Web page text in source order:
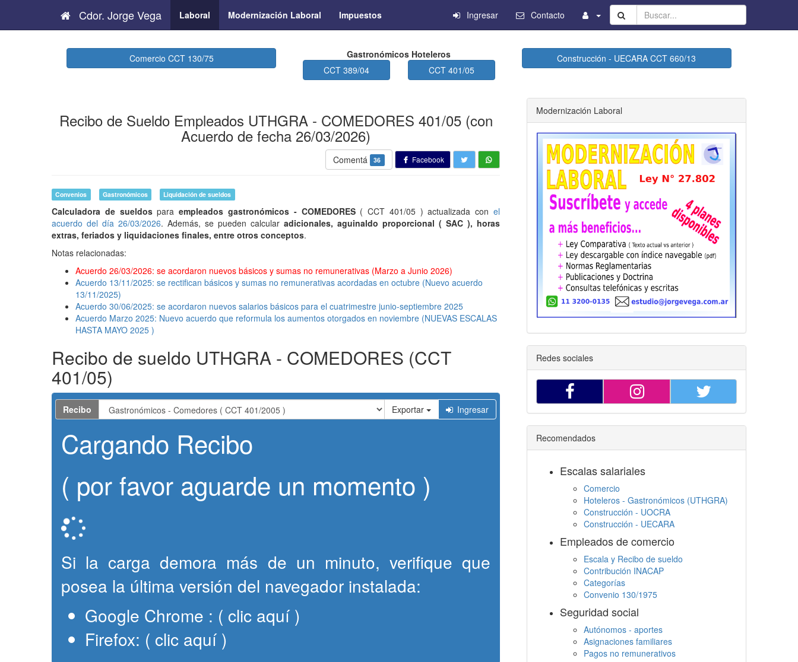
Cdor. Jorge Vega Laboral Modernización Laboral Impuestos Buscar...
Ingresar Contacto
Comercio CCT 130/75
Gastronómicos Hoteleros
CCT 389/04
CCT 401/05
Construcción - UECARA CCT 660/13
Recibo de Sueldo Empleados UTHGRA - COMEDORES 401/05 (con
Acuerdo de fecha 26/03/2026)
Comentá 36 Facebook
Convenios Gastronómicos Liquidación de sueldos
Calculadora de sueldosparaempleados gastronómicos - COMEDORES( CCT 401/05 ) actualizada conel
acuerdo del día 26/03/2026. Además, se pueden calcular adicionales, aguinaldo proporcional ( SAC ), horas
extras, feriados y liquidaciones finales, entre otros conceptos.
Notas relacionadas:
Acuerdo 26/03/2026: se acordaron nuevos básicos y sumas no remunerativas (Marzo a Junio 2026)
Acuerdo 13/11/2025: se rectifican básicos y sumas no remunerativas acordadas en octubre (Nuevo acuerdo
13/11/2025)
Acuerdo 30/06/2025: se acordaron nuevos salarios básicos para el cuatrimestre junio-septiembre 2025
Acuerdo Marzo 2025: Nuevo acuerdo que reformula los aumentos otorgados en noviembre (NUEVAS ESCALAS
HASTA MAYO 2025 )
Recibo de sueldo UTHGRA - COMEDORES (CCT
401/05)
Recibo Exportar Ingresar
Cargando Recibo
( por favor aguarde un momento )
Si la carga demora más de un minuto, verifique que
posea la última versión del navegador instalada:
Google Chrome : ( clic aquí )
Firefox: ( clic aquí )
Modernización Laboral
Redes sociales
Recomendados
Escalas salariales
Comercio
Hoteleros - Gastronómicos (UTHGRA)
Construcción - UOCRA
Construcción - UECARA
Empleados de comercio
Escala y Recibo de sueldo
Contribución INACAP
Categorías
Convenio 130/1975
Seguridad social
Autónomos - aportes
Asignaciones familiares
Pagos no remunerativos